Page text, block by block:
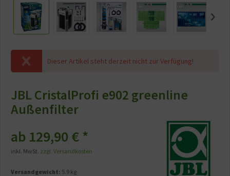
Dieser Artikel steht derzeit nicht zur Verfügung!
JBL CristalProfi e902 greenline
Außenfilter
ab 129,90 € *
inkl. MwSt. zzgl. Versandkosten
Versandgewicht: 5.9 kg